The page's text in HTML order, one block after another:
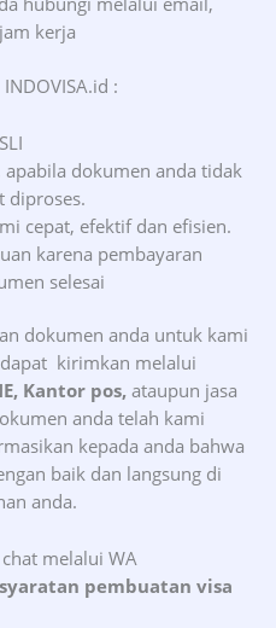
kerja
:
dokumen anda tidak
diproses.
cepat, efektif dan efisien.
karena pembayaran
selesai
dokumen anda untuk kami
kirimkan melalui
Kantor pos, ataupun jasa
anda telah kami
kepada anda bahwa
baik dan langsung di
anda.
pembuatan visa